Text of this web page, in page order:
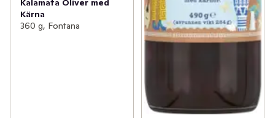
Kärna
360 g, Fontana